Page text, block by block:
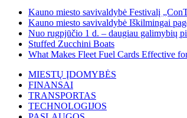
Kauno miesto savivaldybė Festivalį
Kauno miesto savivaldybė Iškilmingai
Nuo rugpjūčio 1 d. – daugiau galimybių
Stuffed Zucchini Boats
What Makes Fleet Fuel Cards Effective
MIESTŲ ĮDOMYBĖS
FINANSAI
TRANSPORTAS
TECHNOLOGIJOS